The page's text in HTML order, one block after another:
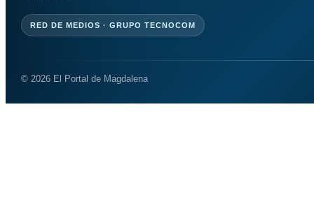
RED DE MEDIOS · GRUPO TECNOCOM
© 2026 El Portal de Magdalena